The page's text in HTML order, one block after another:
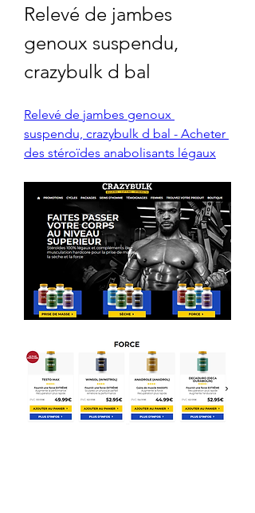
Relevé de jambes
genoux suspendu,
crazybulk d bal
Relevé de jambes genoux
suspendu, crazybulk d bal - Acheter
des stéroïdes anabolisants légaux